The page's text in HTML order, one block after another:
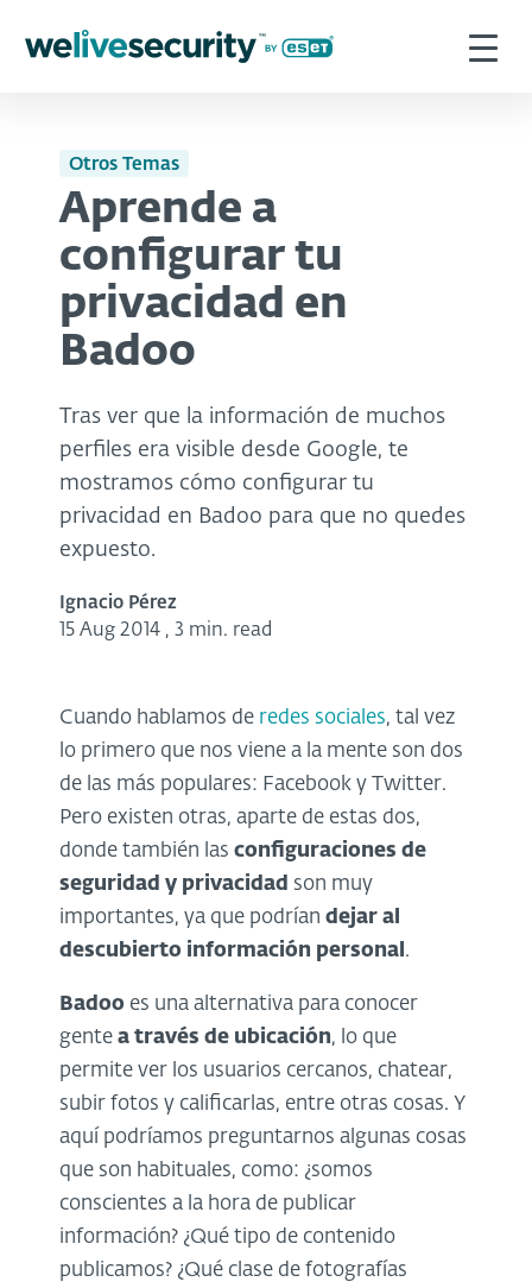
Otros Temas
Aprende a
configurar tu
privacidad en
Badoo
Tras ver que la información de muchos
perfiles era visible desde Google, te
mostramos cómo configurar tu
privacidad en Badoo para que no quedes
expuesto.
Ignacio Pérez
15 Aug 2014 , 3 min. read
Cuando hablamos de redes sociales, tal vez
lo primero que nos viene a la mente son dos
de las más populares: Facebook y Twitter.
Pero existen otras, aparte de estas dos,
donde también las configuraciones de
seguridad y privacidad son muy
importantes, ya que podrían dejar al
descubierto información personal .
Badoo es una alternativa para conocer
gente a través de ubicación, lo que
permite ver los usuarios cercanos, chatear,
subir fotos y calificarlas, entre otras cosas. Y
aquí podríamos preguntarnos algunas cosas
que son habituales, como: ¿somos
conscientes a la hora de publicar
información? ¿Qué tipo de contenido
publicamos? ¿Qué clase de fotografías